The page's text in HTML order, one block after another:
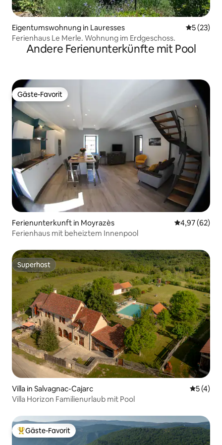
Eigentumswohnung in Lauresses
5 (23)
Ferienhaus Le Merle. Wohnung im Erdgeschoss.
Andere Ferienunterkünfte mit Pool
Gäste-Favorit
Gäste-Favorit
Ferienunterkunft in Moyrazès
4,97 (62)
Ferienhaus mit beheiztem Innenpool
Superhost
Superhost
Villa in Salvagnac-Cajarc
5 (4)
Villa Horizon Familienurlaub mit Pool
Beliebter Gäste-Favorit.
Gäste-Favorit